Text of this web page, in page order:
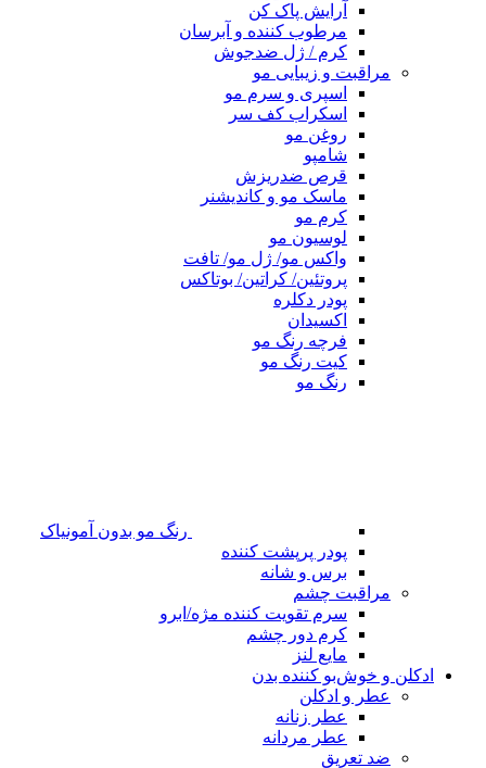
آرایش پاک کن
مرطوب کننده و آبرسان
کرم / ژل ضدجوش
مراقبت و زیبایی مو
اسپری و سرم مو
اسکراب کف سر
روغن مو
شامپو
قرص ضدریزش
ماسک مو و کاندیشنر
کرم مو
لوسیون مو
واکس مو/ ژل مو/ تافت
پروتئین/ کراتین/ بوتاکس
پودر دکلره
اکسیدان
فرچه رنگ مو
کیت رنگ مو
رنگ مو
رنگ مو بدون آمونیاک
پودر پرپشت کننده
برس و شانه
مراقبت چشم
سرم تقویت کننده مژه/ابرو
کرم دور چشم
مایع لنز
ادکلن و خوش‌بو کننده بدن
عطر و ادکلن
عطر زنانه
عطر مردانه
ضد تعریق